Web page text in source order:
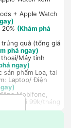
+ Apple Watch
(Khám phá
trúng quà (tổng giá
phá ngay)
Máy tính
ngay)
sản phẩm Loa, tai
Laptop/ Điện
Mobifone,
5G chỉ 99k/tháng
nghiệp B2B